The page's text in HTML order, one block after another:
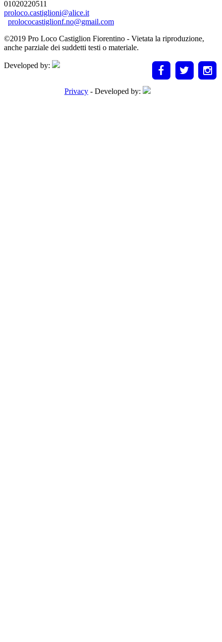
01020220511
proloco.castiglioni@alice.it
prolococastiglionf.no@gmail.com
©2019 Pro Loco Castiglion Fiorentino - Vietata la riproduzione,
anche parziale dei suddetti testi o materiale.
Developed by:
Privacy - Developed by: